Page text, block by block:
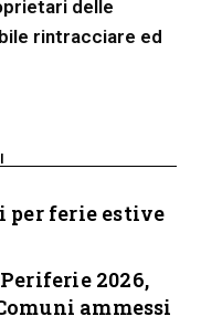
delle
rintracciare ed
per ferie estive
2026,
ammessi